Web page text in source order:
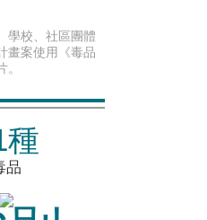
學校、社區團體
畫案使用《毒品
種
品